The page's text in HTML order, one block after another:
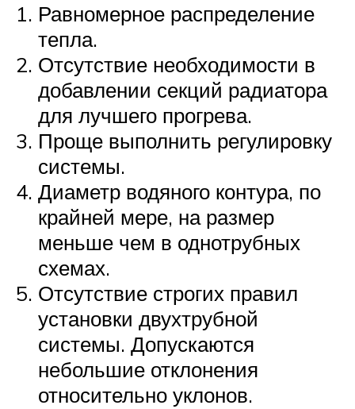
Равномерное распределение
тепла.
Отсутствие необходимости в
добавлении секций радиатора
для лучшего прогрева.
Проще выполнить регулировку
системы.
Диаметр водяного контура, по
крайней мере, на размер
меньше чем в однотрубных
схемах.
Отсутствие строгих правил
установки двухтрубной
системы. Допускаются
небольшие отклонения
относительно уклонов.